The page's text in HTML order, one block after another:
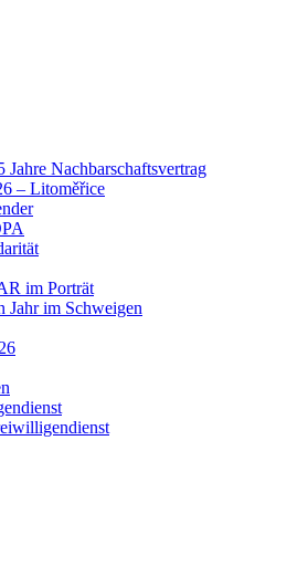
Jahre Nachbarschaftsvertrag
– Litoměřice
im Porträt
Jahr im Schweigen